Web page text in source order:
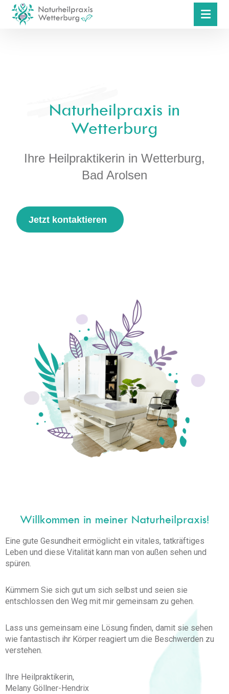
Naturheilpraxis in
Wetterburg
Ihre Heilpraktikerin in Wetterburg,
Bad Arolsen
Jetzt kontaktieren
Willkommen in meiner Naturheilpraxis!
Eine gute Gesundheit ermöglicht ein vitales, tatkräftiges
Leben und diese Vitalität kann man von außen sehen und
spüren.
Kümmern Sie sich gut um sich selbst und seien sie
entschlossen den Weg mit mir gemeinsam zu gehen.
Lass uns gemeinsam eine Lösung finden, damit sie sehen
wie fantastisch ihr Körper reagiert um die Beschwerden zu
verstehen.
Ihre Heilpraktikerin,
Melany Göllner-Hendrix